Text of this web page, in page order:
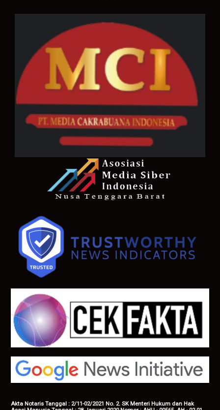
Akta Notaris Tanggal : 2/11-02/2021 No. 2. SK Menteri Hukum dan Hak